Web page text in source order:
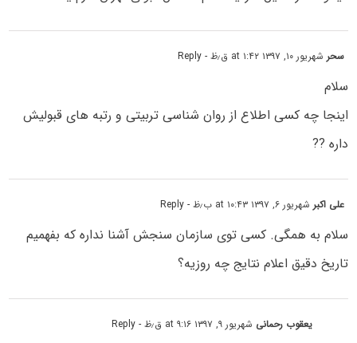
سحر شهریور ۱۰, ۱۳۹۷ at ۱:۴۲ ق٫ظ - Reply
سلام
اینجا چه کسی اطلاع از روان شناسی تربیتی و رتبه های قبولیش
داره ??
علی اکبر شهریور ۶, ۱۳۹۷ at ۱۰:۴۳ ب٫ظ - Reply
سلام به همگی. کسی توی سازمان سنجش آشنا نداره که بفهمیم
تاریخ دقیق اعلام نتایج چه روزیه؟
یعقوب رحمانی شهریور ۹, ۱۳۹۷ at ۹:۱۶ ق٫ظ - Reply